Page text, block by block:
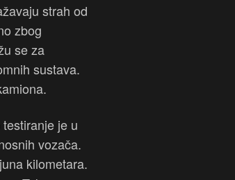
strah od
zbog
se za
sustava.
je u
vozača.
kilometara.